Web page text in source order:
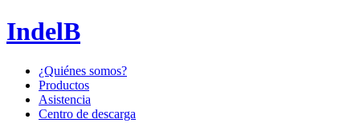
IndelB
¿Quiénes somos?
Productos
Asistencia
Centro de descarga